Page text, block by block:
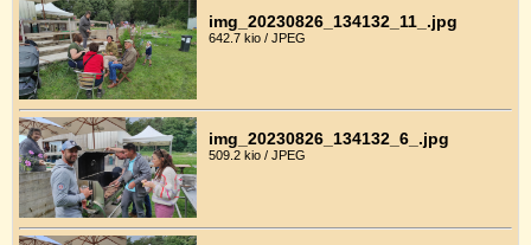
img_20230826_134132_11_.jpg
642.7 kio / JPEG
img_20230826_134132_6_.jpg
509.2 kio / JPEG